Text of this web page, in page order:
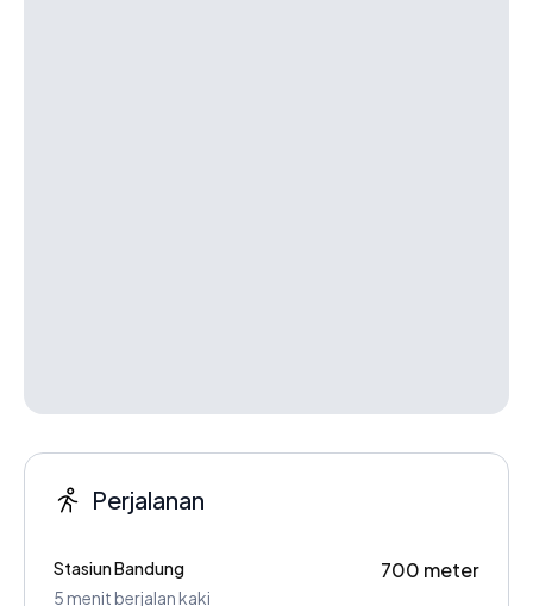
Perjalanan
Stasiun Bandung
5 menit berjalan kaki
700 meter